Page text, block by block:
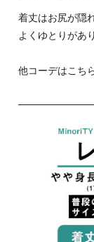
着丈はお尻が隠
よくゆとりがあ
他コーデはこち